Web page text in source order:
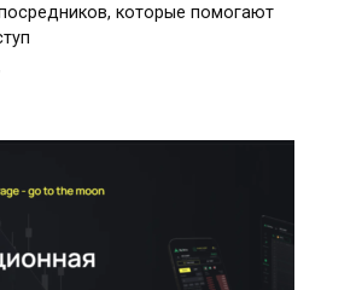
которые помогают